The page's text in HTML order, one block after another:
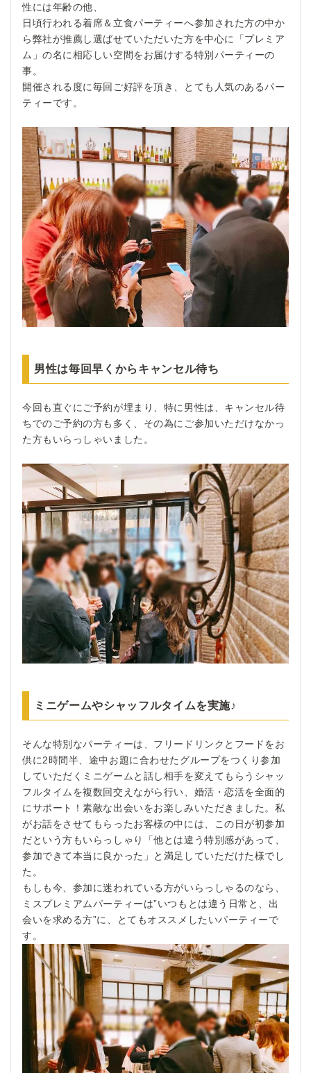
性には年齢の他、
日頃行われる着席＆立食パーティーへ参加された方の中か
ら弊社が推薦し選ばせていただいた方を中心に「プレミア
ム」の名に相応しい空間をお届けする特別パーティーの
事。
開催される度に毎回ご好評を頂き、とても人気のあるパー
ティーです。
男性は毎回早くからキャンセル待ち
今回も直ぐにご予約が埋まり、特に男性は、キャンセル待
ちでのご予約の方も多く、その為にご参加いただけなかっ
た方もいらっしゃいました。
ミニゲームやシャッフルタイムを実施♪
そんな特別なパーティーは、フリードリンクとフードをお
供に2時間半、途中お題に合わせたグループをつくり参加
していただくミニゲームと話し相手を変えてもらうシャッ
フルタイムを複数回交えながら行い、婚活・恋活を全面的
にサポート！素敵な出会いをお楽しみいただきました。私
がお話をさせてもらったお客様の中には、この日が初参加
だという方もいらっしゃり「他とは違う特別感があって、
参加できて本当に良かった」と満足していただけた様でし
た。
もしも今、参加に迷われている方がいらっしゃるのなら、
ミスプレミアムパーティーは”いつもとは違う日常と、出
会いを求める方”に、とてもオススメしたいパーティーで
す。